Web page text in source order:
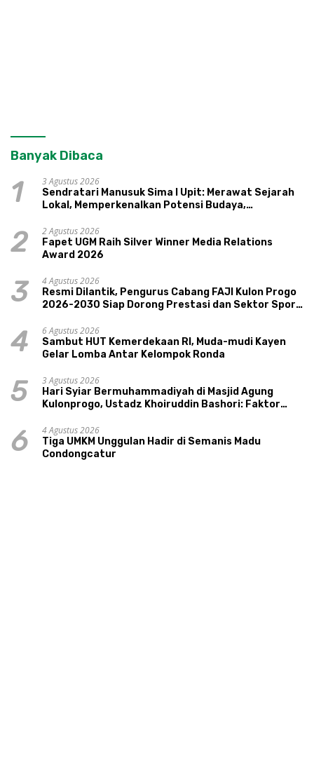
Banyak Dibaca
1
3 Agustus 2026
Sendratari Manusuk Sima I Upit: Merawat Sejarah
Lokal, Memperkenalkan Potensi Budaya,
2
2 Agustus 2026
Fapet UGM Raih Silver Winner Media Relations
Award 2026
3
4 Agustus 2026
Resmi Dilantik, Pengurus Cabang FAJI Kulon Progo
2026-2030 Siap Dorong Prestasi dan Sektor Sport
4
6 Agustus 2026
Sambut HUT Kemerdekaan RI, Muda-mudi Kayen
Gelar Lomba Antar Kelompok Ronda
5
3 Agustus 2026
Hari Syiar Bermuhammadiyah di Masjid Agung
Kulonprogo, Ustadz Khoiruddin Bashori: Faktor
6
4 Agustus 2026
Tiga UMKM Unggulan Hadir di Semanis Madu
Condongcatur